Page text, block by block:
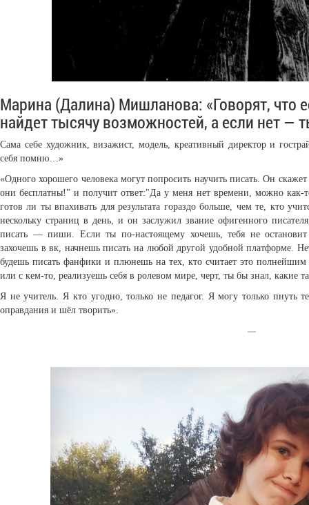
Марина (Далина) Мишланова: «Говорят, что
найдет тысячу возможностей, а если нет —
Сама себе художник, визажист, модель, креативный директор и
себя помню…»
«Одного хорошего человека могут попросить научить писать. Он
они бесплатны!" и получит ответ:"Да у меня нет времени, можно
готов ли ты впахивать для результата гораздо больше, чем те, кто
нескольку страниц в день, и он заслужил звание офигенного
писать — пиши. Если ты по-настоящему хочешь, тебя не
захочешь в вк, начнешь писать на любой другой удобной платформе.
будешь писать фанфики и плюнешь на тех, кто считает это полнейшим
или с кем-то, реализуешь себя в ролевом мире, черт, ты бы знал, какие
Я не учитель. Я кто угодно, только не педагог. Я могу только пнуть
оправдания и шёл творить».